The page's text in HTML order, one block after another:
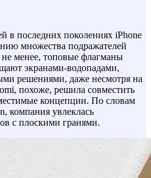
в последних поколениях iPhone
множества подражателей
менее, топовые флагманы
экранами-водопадами,
решениями, даже несмотря на
похоже, решила совместить
концепции. По словам
компания увлеклась
с плоскими гранями.